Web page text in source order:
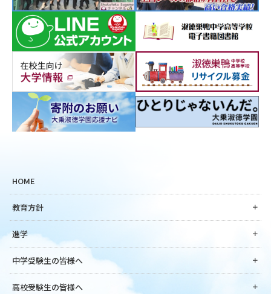
HOME
教育方針
進学
中学受験生の皆様へ
高校受験生の皆様へ